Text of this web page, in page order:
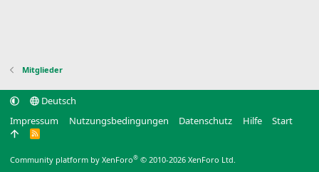
Mitglieder
Deutsch
Impressum
Nutzungsbedingungen Datenschutz Hilfe Start
R
Community platform by XenForo® © 2010-2026 XenForo Ltd.